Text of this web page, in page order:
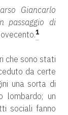
Giancarlo
passaggio di
1
che sono stati
da certe
una sorta di
lombardo; un
sociali fanno